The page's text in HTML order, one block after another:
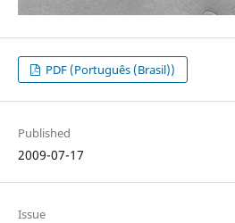
PDF (Português (Brasil))
Published
2009-07-17
Issue